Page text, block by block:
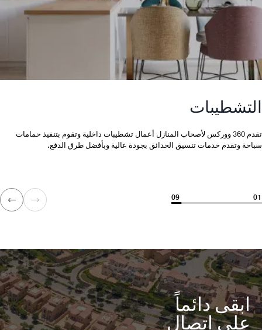
التشطيبات
تقدم 360 ووركس لأصحاب المنازل أعمال تشطيبات داخلية وتقوم بتنفيذ حمامات
سباحة وتقدم خدمات تنسيق الحدائق بجودة عالية وبأفضل طرق الدفع.
01
09